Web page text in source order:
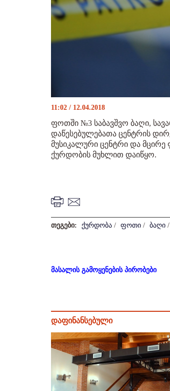
11:02 / 12.04.2018
ფოთში №3 საბავშვო ბაღი,
დაწესებულებათა ცენტრის
მუსიკალური ცენტრი და მცირე
ქურდობის მუხლით დაიწყო.
თეგები: ქურდობა / ფოთი / ბაღი /
მასალის გამოყენების პირობები
დაფინანსებული